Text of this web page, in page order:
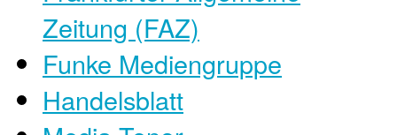
Zeitung (FAZ)
Funke Mediengruppe
Handelsblatt